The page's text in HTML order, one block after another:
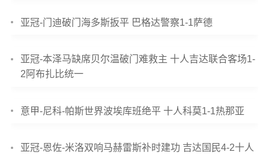
亚冠-门迪破门海多斯扳平 巴格达警察1-1萨德
亚冠-本泽马缺席贝尔温破门难救主 十人吉达联合客场1-
2阿布扎比统一
意甲-尼科-帕斯世界波埃库班绝平 十人科莫1-1热那亚
亚冠-恩佐-米洛双响马赫雷斯补时建功 吉达国民4-2十人